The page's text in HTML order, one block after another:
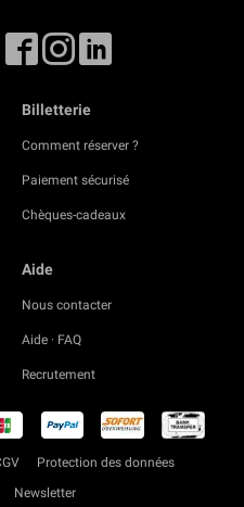
Billetterie
Comment réserver ?
Paiement sécurisé
Chèques-cadeaux
Aide
Nous contacter
Aide · FAQ
Recrutement
Protection des données
Newsletter